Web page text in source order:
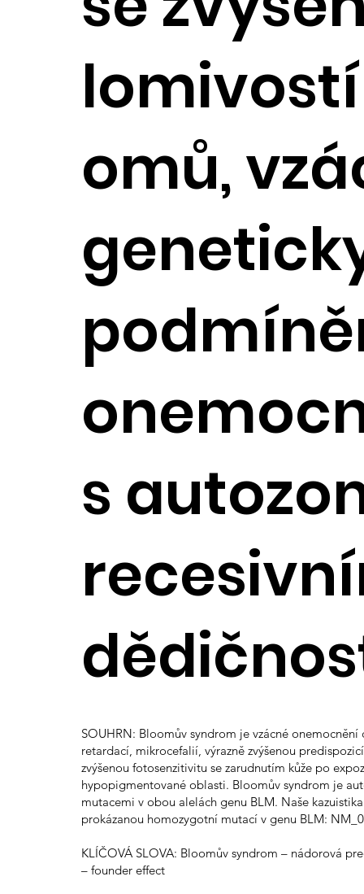
omů,
s
SOUHRN: Bloomův syndrom je vzácné
retardací, mikrocefalií, výrazně zvýšenou
zvýšenou fotosenzitivitu se zarudnutím kůže po
hypopigmentované oblasti. Bloomův syndrom je
mutacemi v obou alelách genu BLM. Naše
prokázanou homozygotní mutací v genu BLM:
KLÍČOVÁ SLOVA: Bloomův syndrom – nádorová
– founder effect